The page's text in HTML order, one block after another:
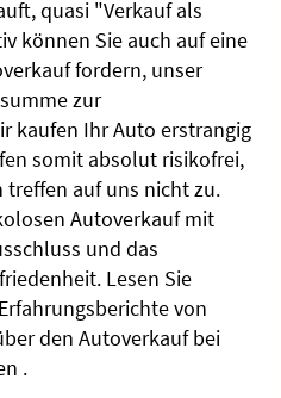
quasi "Verkauf als
können Sie auch auf eine
fordern, unser
zur
kaufen Ihr Auto erstrangig
somit absolut risikofrei,
auf uns nicht zu.
Autoverkauf mit
und das
Lesen Sie
von
den Autoverkauf bei
.